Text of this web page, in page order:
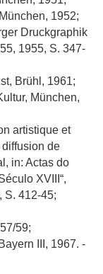
1952;
Druckgraphik
1955, S. 347-
Brühl, 1961;
München,
artistique et
diffusion de
in: Actas do
XVIII“,
S. 412-45;
59;
III, 1967. -